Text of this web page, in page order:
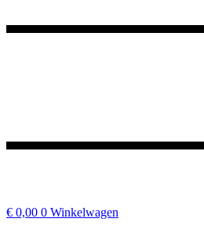
€ 0,00 0 Winkelwagen